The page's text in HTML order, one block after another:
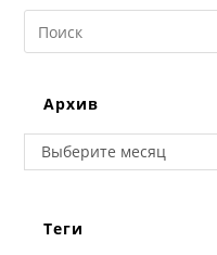
Search
this
Архив
Архив
Выберите месяц
Теги